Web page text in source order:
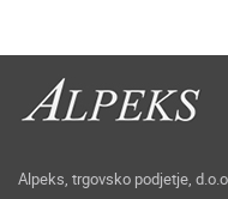
Alpeks, trgovsko podjetje,